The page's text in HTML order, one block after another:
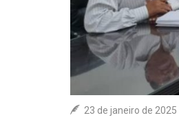
23 de janeiro de 2025